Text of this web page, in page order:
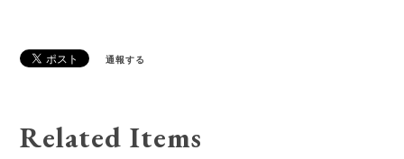
通報する
Related Items